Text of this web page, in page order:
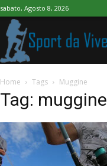
sabato, Agosto 8, 2026
Home Tags Muggine
Tag: muggine